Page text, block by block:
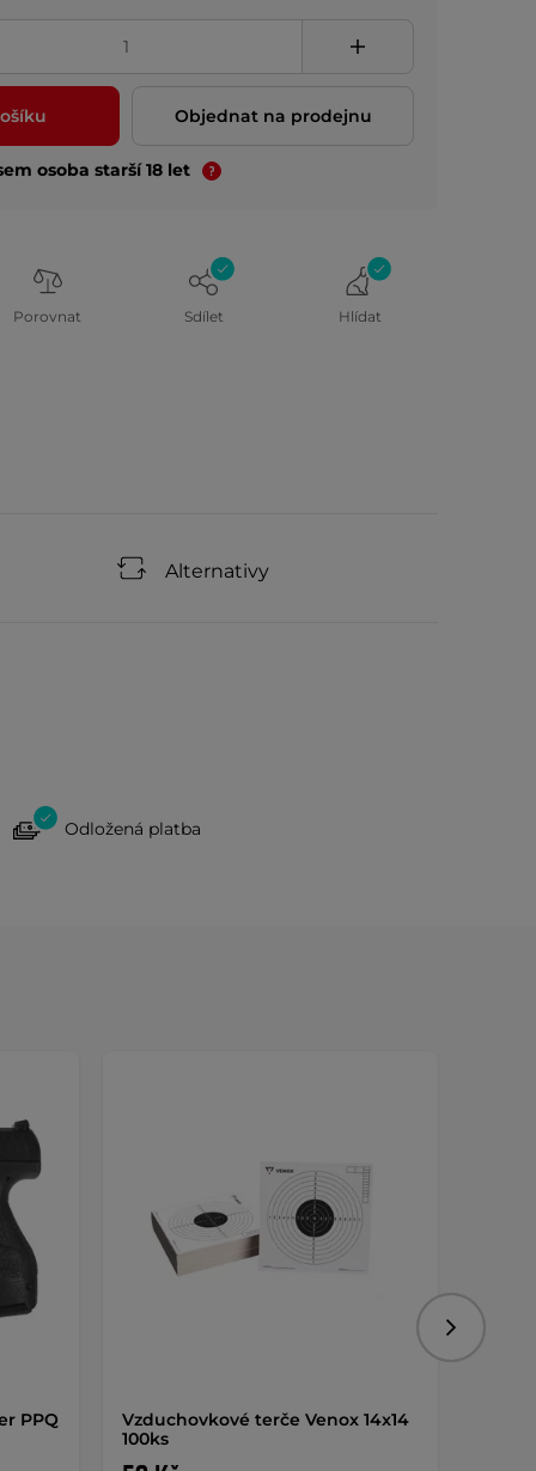
Objednat na prodejnu
osoba starší 18 let
Porovnat Sdílet Hlídat
Alternativy
Odložená platba
PPQ
Vzduchovkové terče Venox 14x14
100ks